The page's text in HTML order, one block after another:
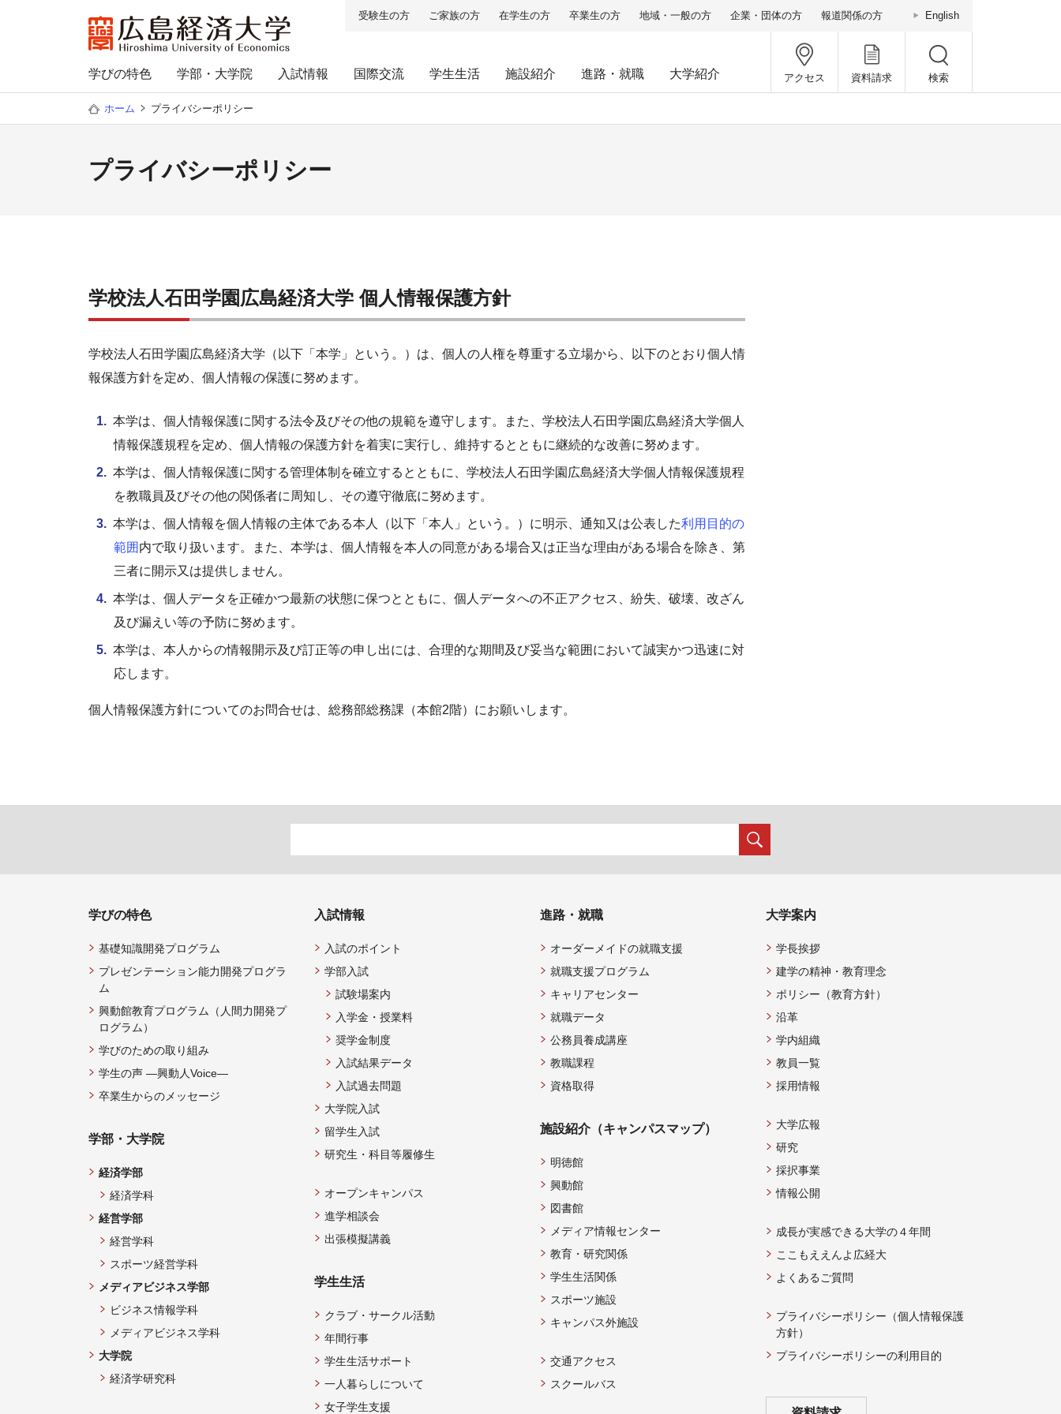
受験生の方 ご家族の方 在学生の方 卒業生の方 地域・一般の方 企業・団体の方 報道関係の方 English
アクセス 資料請求 検索
学びの特色 学部・大学院 入試情報 国際交流 学生生活 施設紹介 進路・就職 大学紹介
ホーム プライバシーポリシー
プライバシーポリシー
学校法人石田学園広島経済大学 個人情報保護方針
学校法人石田学園広島経済大学（以下「本学」という。）は、個人の人権を尊重する立場から、以下のとおり個人情
報保護方針を定め、個人情報の保護に努めます。
本学は、個人情報保護に関する法令及びその他の規範を遵守します。また、学校法人石田学園広島経済大学個人
情報保護規程を定め、個人情報の保護方針を着実に実行し、維持するとともに継続的な改善に努めます。
本学は、個人情報保護に関する管理体制を確立するとともに、学校法人石田学園広島経済大学個人情報保護規程
を教職員及びその他の関係者に周知し、その遵守徹底に努めます。
本学は、個人情報を個人情報の主体である本人（以下「本人」という。）に明示、通知又は公表した利用目的の
範囲 内で取り扱います。また、本学は、個人情報を本人の同意がある場合又は正当な理由がある場合を除き、第
三者に開示又は提供しません。
本学は、個人データを正確かつ最新の状態に保つとともに、個人データへの不正アクセス、紛失、破壊、改ざん
及び漏えい等の予防に努めます。
本学は、本人からの情報開示及び訂正等の申し出には、合理的な期間及び妥当な範囲において誠実かつ迅速に対
応します。
個人情報保護方針についてのお問合せは、総務部総務課（本館2階）にお願いします。
学びの特色
基礎知識開発プログラム
プレゼンテーション能力開発プログラ
ム
興動館教育プログラム（人間力開発プ
ログラム）
学びのための取り組み
学生の声 —興動人Voice—
卒業生からのメッセージ
学部・大学院
経済学部
経済学科
経営学部
経営学科
スポーツ経営学科
メディアビジネス学部
ビジネス情報学科
メディアビジネス学科
大学院
経済学研究科
入試情報
入試のポイント
学部入試
試験場案内
入学金・授業料
奨学金制度
入試結果データ
入試過去問題
大学院入試
留学生入試
研究生・科目等履修生
オープンキャンパス
進学相談会
出張模擬講義
学生生活
クラブ・サークル活動
年間行事
学生生活サポート
一人暮らしについて
女子学生支援
進路・就職
オーダーメイドの就職支援
就職支援プログラム
キャリアセンター
就職データ
公務員養成講座
教職課程
資格取得
施設紹介（キャンパスマップ）
明徳館
興動館
図書館
メディア情報センター
教育・研究関係
学生生活関係
スポーツ施設
キャンパス外施設
交通アクセス
スクールバス
大学案内
学長挨拶
建学の精神・教育理念
ポリシー（教育方針）
沿革
学内組織
教員一覧
採用情報
大学広報
研究
採択事業
情報公開
成長が実感できる大学の４年間
ここもええんよ広経大
よくあるご質問
プライバシーポリシー（個人情報保護
方針）
プライバシーポリシーの利用目的